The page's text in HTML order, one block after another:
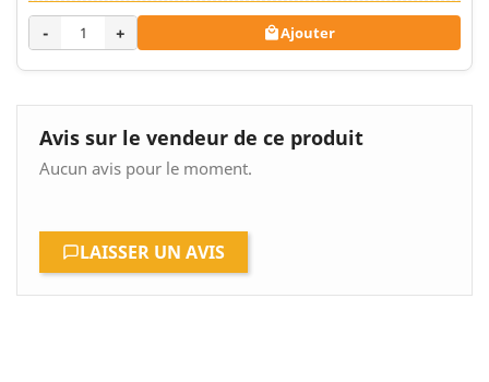
- + Ajouter
Avis sur le vendeur de ce produit
Aucun avis pour le moment.
LAISSER UN AVIS